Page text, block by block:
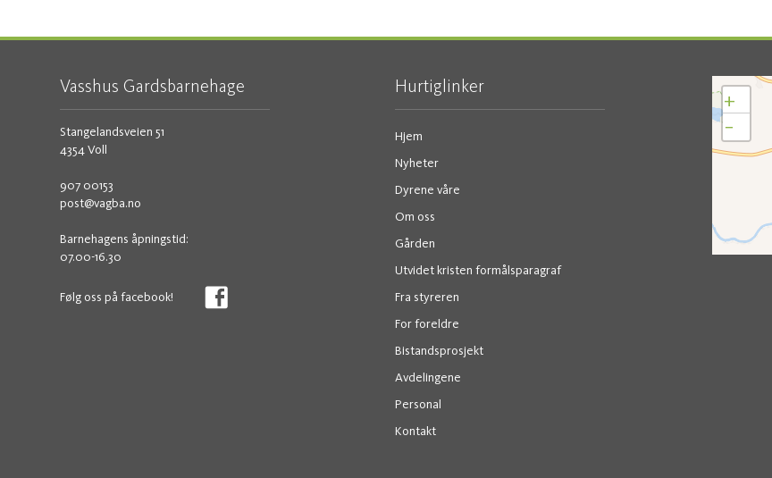
Vasshus Gardsbarnehage
Stangelandsveien 51
4354 Voll
907 00153
post@vagba.no
Barnehagens åpningstid:
07.00-16.30
Følg oss på facebook!
Hurtiglinker
Hjem
Nyheter
Dyrene våre
Om oss
Gården
Utvidet kristen formålsparagraf
Fra styreren
For foreldre
Bistandsprosjekt
Avdelingene
Personal
Kontakt
+
−